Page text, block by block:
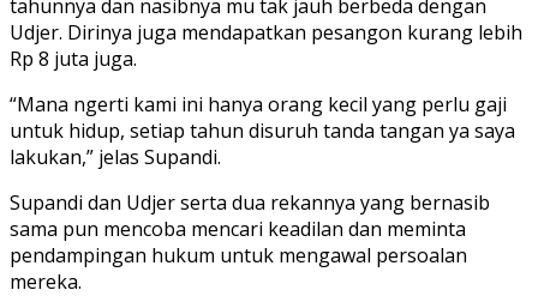
tahunnya dan nasibnya mu tak jauh berbeda dengan
Udjer. Dirinya juga mendapatkan pesangon kurang lebih
Rp 8 juta juga.
“Mana ngerti kami ini hanya orang kecil yang perlu gaji
untuk hidup, setiap tahun disuruh tanda tangan ya saya
lakukan,” jelas Supandi.
Supandi dan Udjer serta dua rekannya yang bernasib
sama pun mencoba mencari keadilan dan meminta
pendampingan hukum untuk mengawal persoalan
mereka.